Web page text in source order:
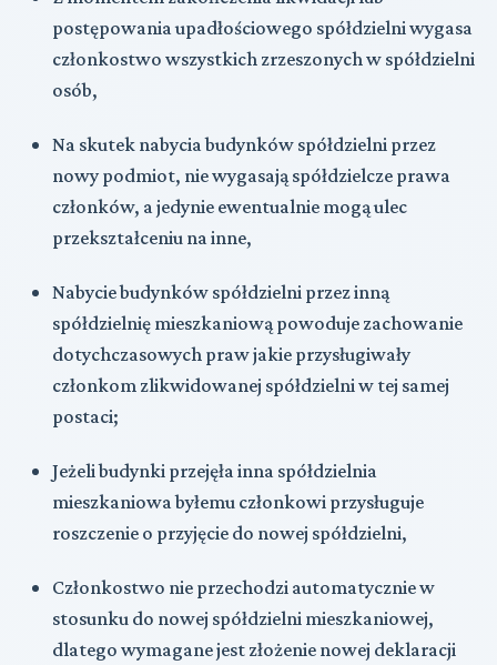
postępowania upadłościowego spółdzielni wygasa
członkostwo wszystkich zrzeszonych w spółdzielni
osób,
Na skutek nabycia budynków spółdzielni przez
nowy podmiot, nie wygasają spółdzielcze prawa
członków, a jedynie ewentualnie mogą ulec
przekształceniu na inne,
Nabycie budynków spółdzielni przez inną
spółdzielnię mieszkaniową powoduje zachowanie
dotychczasowych praw jakie przysługiwały
członkom zlikwidowanej spółdzielni w tej samej
postaci;
Jeżeli budynki przejęła inna spółdzielnia
mieszkaniowa byłemu członkowi przysługuje
roszczenie o przyjęcie do nowej spółdzielni,
Członkostwo nie przechodzi automatycznie w
stosunku do nowej spółdzielni mieszkaniowej,
dlatego wymagane jest złożenie nowej deklaracji